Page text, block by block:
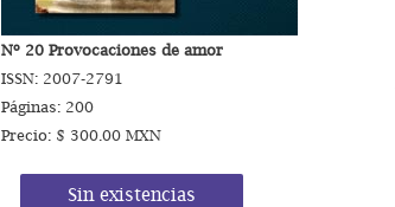
Nº 20 Provocaciones de amor
ISSN: 2007-2791
Páginas: 200
Precio: $ 300.00 MXN
Sin existencias